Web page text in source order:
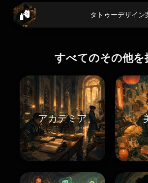
タトゥーデザイン
すべてのその他を
アカデミア